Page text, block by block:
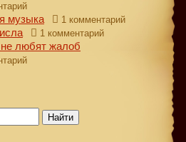
музыка 1 комментарий
1 комментарий
любят жалоб
Найти